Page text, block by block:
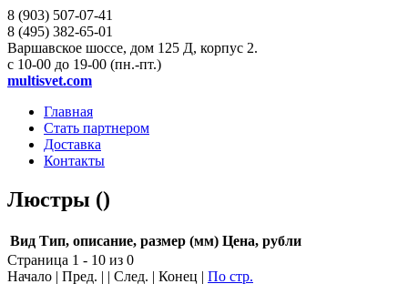
8 (903) 507-07-41
8 (495) 382-65-01
Варшавское шоссе, дом 125 Д, корпус 2.
с 10-00 до 19-00 (пн.-пт.)
multisvet.com
Главная
Стать партнером
Доставка
Контакты
Люстры ()
Вид Тип, описание, размер (мм) Цена, рубли
Страница 1 - 10 из 0
Начало | Пред. | | След. | Конец | По стр.